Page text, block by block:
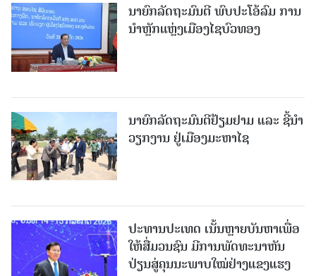
ນາຍົກລັດຖະມົນຕີ ພົບປະໂອ້ລົມ ການ
ນຳຫຼັກແຫຼ່ງເມືອງໄຊບົວທອງ
ນາຍົກລັດຖະມົນຕີຢ້ຽມຢາມ ແລະ ຊີ້ນຳ
ວຽກງານ ຢູ່ເມືອງມະຫາໄຊ
ປະທານປະເທດ ເນັ້ນຫຼາຍບັນຫາເພື່ອ
ໃຫ້ສື່ມວນຊົນ ມີການພັດທະນາຫັນ
ປ່ຽນສູ່ຄຸນນະພາບໃໝ່ຢ່າງແຂງແຮງ